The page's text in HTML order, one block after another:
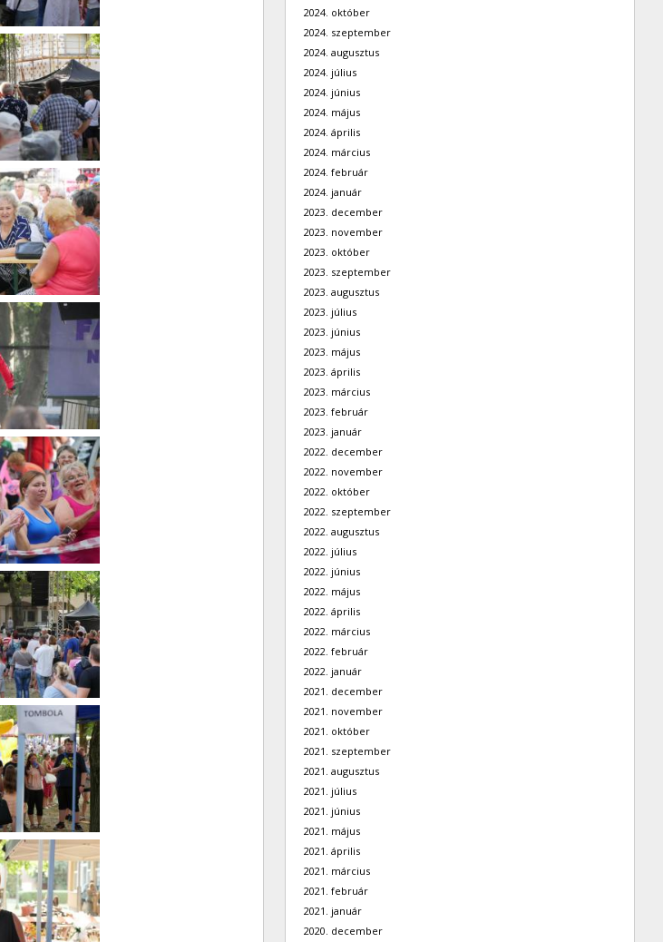
2024. október
2024. szeptember
2024. augusztus
2024. július
2024. június
2024. május
2024. április
2024. március
2024. február
2024. január
2023. december
2023. november
2023. október
2023. szeptember
2023. augusztus
2023. július
2023. június
2023. május
2023. április
2023. március
2023. február
2023. január
2022. december
2022. november
2022. október
2022. szeptember
2022. augusztus
2022. július
2022. június
2022. május
2022. április
2022. március
2022. február
2022. január
2021. december
2021. november
2021. október
2021. szeptember
2021. augusztus
2021. július
2021. június
2021. május
2021. április
2021. március
2021. február
2021. január
2020. december